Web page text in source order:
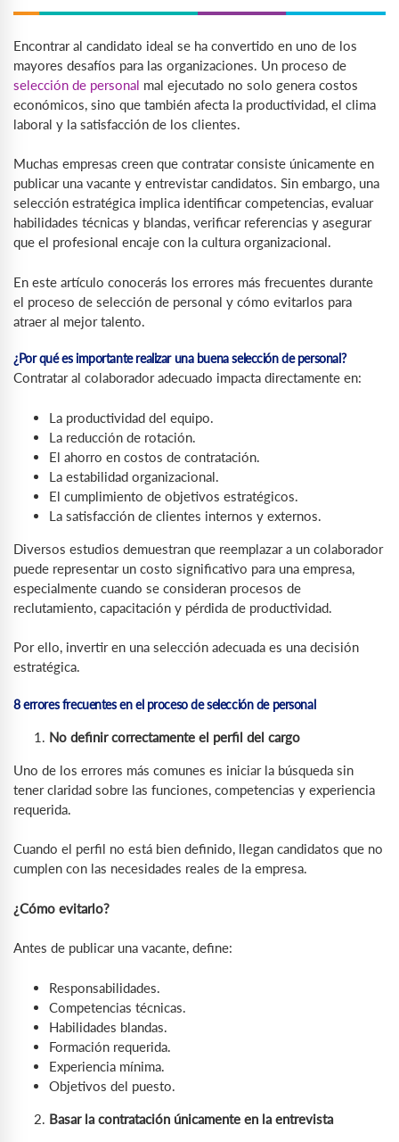
Encontrar al candidato ideal se ha convertido en uno de los
mayores desafíos para las organizaciones. Un proceso de
selección de personal mal ejecutado no solo genera costos
económicos, sino que también afecta la productividad, el clima
laboral y la satisfacción de los clientes.
Muchas empresas creen que contratar consiste únicamente en
publicar una vacante y entrevistar candidatos. Sin embargo, una
selección estratégica implica identificar competencias, evaluar
habilidades técnicas y blandas, verificar referencias y asegurar
que el profesional encaje con la cultura organizacional.
En este artículo conocerás los errores más frecuentes durante
el proceso de selección de personal y cómo evitarlos para
atraer al mejor talento.
¿Por qué es importante realizar una buena selección de personal?
Contratar al colaborador adecuado impacta directamente en:
La productividad del equipo.
La reducción de rotación.
El ahorro en costos de contratación.
La estabilidad organizacional.
El cumplimiento de objetivos estratégicos.
La satisfacción de clientes internos y externos.
Diversos estudios demuestran que reemplazar a un colaborador
puede representar un costo significativo para una empresa,
especialmente cuando se consideran procesos de
reclutamiento, capacitación y pérdida de productividad.
Por ello, invertir en una selección adecuada es una decisión
estratégica.
8 errores frecuentes en el proceso de selección de personal
No definir correctamente el perfil del cargo
Uno de los errores más comunes es iniciar la búsqueda sin
tener claridad sobre las funciones, competencias y experiencia
requerida.
Cuando el perfil no está bien definido, llegan candidatos que no
cumplen con las necesidades reales de la empresa.
¿Cómo evitarlo?
Antes de publicar una vacante, define:
Responsabilidades.
Competencias técnicas.
Habilidades blandas.
Formación requerida.
Experiencia mínima.
Objetivos del puesto.
Basar la contratación únicamente en la entrevista